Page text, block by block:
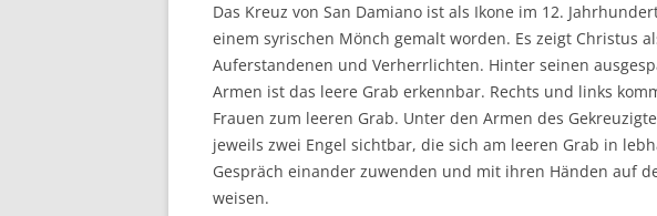
Das Kreuz von San Dami­a­no ist als Iko­ne im 12.
einem syri­schen Mönch gemalt wor­den. Es zeigt Chris­tus
Auf­er­stan­de­nen und Ver­herr­lich­ten. Hin­ter sei­nen
Armen ist das lee­re Grab erkenn­bar. Rechts und links
Frau­en zum lee­ren Grab. Unter den Armen des
jeweils zwei Engel sicht­bar, die sich am lee­ren Grab in
Gespräch ein­an­der zuwen­den und mit ihren Hän­den auf
weisen.